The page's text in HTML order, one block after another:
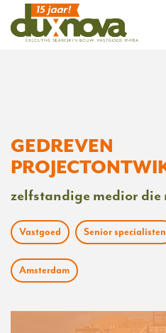
GEDREVEN
zelfstandige medior die
Vastgoed Senior specialisten
Amsterdam